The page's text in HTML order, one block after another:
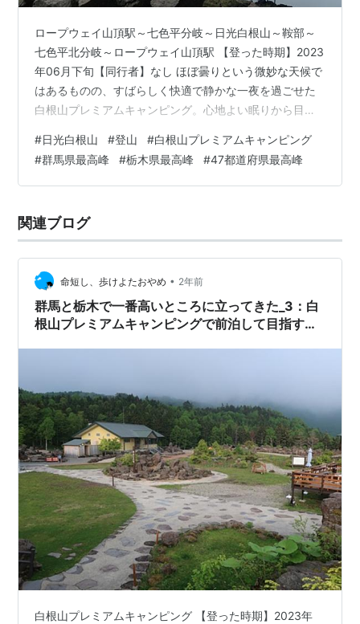
ロープウェイ山頂駅～七色平分岐～日光白根山～鞍部～
七色平北分岐～ロープウェイ山頂駅 【登った時期】2023
年06月下旬【同行者】なし ほぼ曇りという微妙な天候で
はあるものの、すばらしく快適で静かな一夜を過ごせた
白根山プレミアムキャンピング。心地よい眠りから目覚
#日光白根山 #登山 #白根山プレミアムキャンピング
#群馬県最高峰 #栃木県最高峰 #47都道府県最高峰
関連ブログ
命短し、歩けよたおやめ • 2年前
群馬と栃木で一番高いところに立ってきた_3：白
根山プレミアムキャンピングで前泊して目指す
白根山プレミアムキャンピング 【登った時期】2023年